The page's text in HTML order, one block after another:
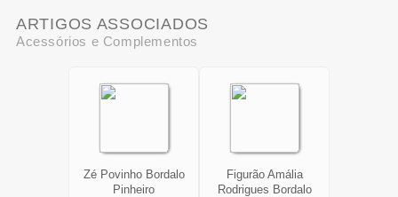
ARTIGOS ASSOCIADOS
Acessórios e Complementos
Zé Povinho Bordalo
Pinheiro
Figurão Amália
Rodrigues Bordalo